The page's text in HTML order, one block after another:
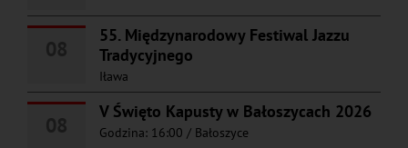
55. Międzynarodowy Festiwal Jazzu
Tradycyjnego
Iława
V Święto Kapusty w Bałoszycach 2026
Godzina: 16:00 / Bałoszyce